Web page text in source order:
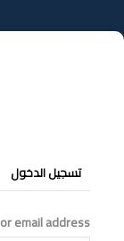
إلى
المحتوى
التبويبات
الأساسية
تسجيل الدخول
email address